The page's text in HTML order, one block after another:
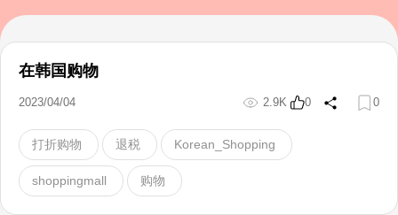
在韩国购物
2023/04/04 2.9K 0 0
打折购物 退税 Korean_Shopping
shoppingmall 购物